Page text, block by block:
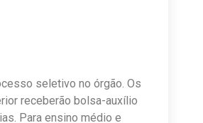
seletivo no órgão. Os
receberão bolsa-auxílio
Para ensino médio e